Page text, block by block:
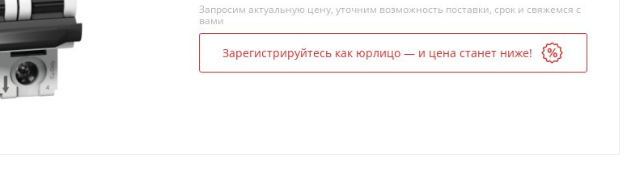
Запросим актуальную цену, уточним возможность поставки, срок и свяжемся с
вами
Зарегистрируйтесь как юрлицо — и цена станет ниже!